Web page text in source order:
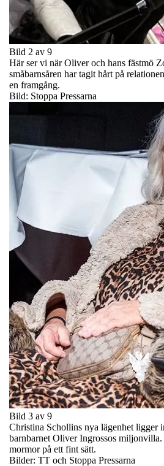
Bild 2 av 9
Här ser vi när Oliver och hans fästmö
småbarnsåren har tagit hårt på
en framgång.
Bild: Stoppa Pressarna
Bild 3 av 9
Christina Schollins nya lägenhet ligger
barnbarnet Oliver Ingrossos
mormor på ett fint sätt.
Bilder: TT och Stoppa Pressarna